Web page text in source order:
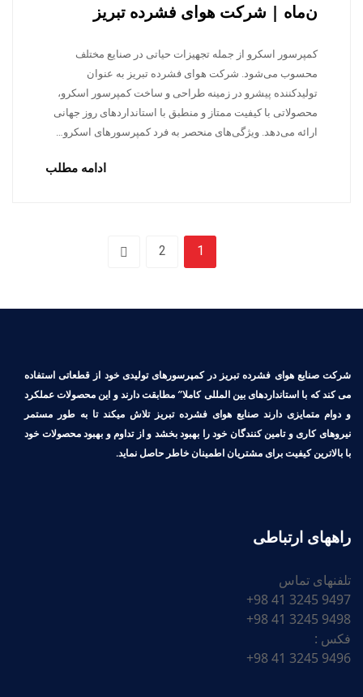
ن‌ماه | شرکت هوای فشرده تبریز
کمپرسور اسکرو از جمله تجهیزات حیاتی در صنایع مختلف
محسوب می‌شود. شرکت هوای فشرده تبریز به عنوان
تولیدکننده پیشرو در زمینه طراحی و ساخت کمپرسور اسکرو،
محصولاتی با کیفیت ممتاز و منطبق با استانداردهای روز جهانی
ارائه می‌دهد. ویژگی‌های منحصر به فرد کمپرسورهای اسکرو…
ادامه مطلب
1
2
شرکت صنایع هوای فشرده تبریز در کمپرسورهای تولیدی خود از قطعاتی استفاده
می کند که با استانداردهای بین المللی کاملا″ مطابقت دارند و این محصولات عملکرد
و دوام متمایزی دارند صنایع هوای فشرده تبریز تلاش میکند تا به طور مستمر
نیروهای کاری و تامین کنندگان خود را بهبود بخشد و از تداوم و بهبود محصولات خود
با بالاترین کیفیت برای مشتریان اطمینان خاطر حاصل نماید.
راههای ارتباطی
تلفنهای تماس
9497 3245 41 98+
9498 3245 41 98+
فکس :
9496 3245 41 98+